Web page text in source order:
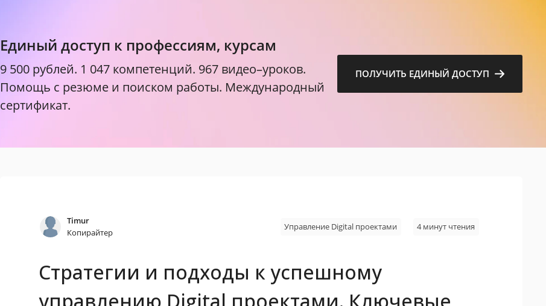
Единый доступ к профессиям, курсам
9 500 рублей. 1 047 компетенций. 967 видео–уроков.
Помощь с резюме и поиском работы. Международный
сертификат.
ПОЛУЧИТЬ ЕДИНЫЙ ДОСТУП
Timur
Копирайтер
Управление Digital проектами 4 минут чтения
Стратегии и подходы к успешному